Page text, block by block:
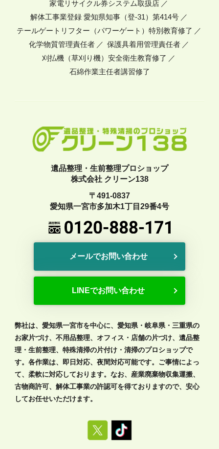
家電リサイクル券システム取扱店
解体工事業登録 愛知県知事（登-31）第414号
テールゲートリフター（パワーゲート）特別教育修了
化学物質管理責任者
保護具着用管理責任者
刈払機（草刈り機）安全衛生教育修了
石綿作業主任者講習修了
遺品整理・生前整理プロショップ
株式会社 クリーン138
〒491-0837
愛知県一宮市多加木1丁目29番4号
メールでお問い合わせ
LINEでお問い合わせ
弊社は、愛知県一宮市を中心に、愛知県・岐阜県・三重県の
お家片づけ、不用品整理、オフィス・店舗の片づけ、遺品整
理・生前整理、特殊清掃の片付け・清掃のプロショップで
す。各作業は、即日対応、夜間対応可能です。ご事情によっ
て、柔軟に対応しております。なお、産業廃棄物収集運搬、
古物商許可、解体工事業の許認可を得ておりますので、安心
してお任せいただけます。